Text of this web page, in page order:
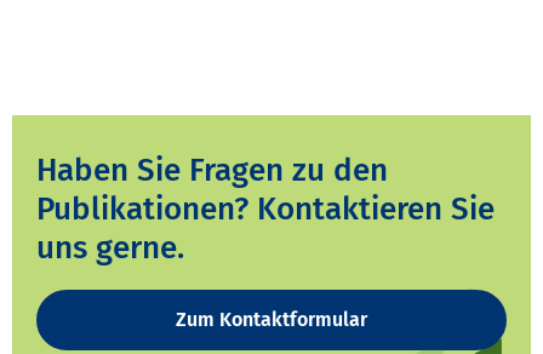
Haben Sie Fragen zu den
Publikationen? Kontaktieren Sie
uns gerne.
Zum Kontaktformular